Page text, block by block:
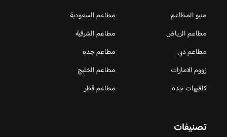
منيو المطاعم
مطاعم السعودية
مطاعم الرياض
مطاعم الشرقية
مطاعم دبي
مطاعم جدة
زووم الامارات
مطاعم الخليج
كافيهات جده
مطاعم قطر
تصنيفات